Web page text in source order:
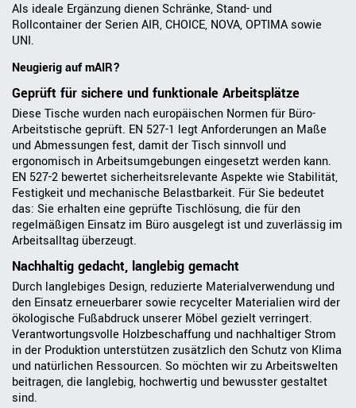
Als ideale Ergänzung dienen Schränke, Stand- und
Rollcontainer der Serien AIR, CHOICE, NOVA, OPTIMA sowie
UNI.
Neugierig auf mAIR?
Geprüft für sichere und funktionale Arbeitsplätze
Diese Tische wurden nach europäischen Normen für Büro-
Arbeitstische geprüft. EN 527-1 legt Anforderungen an Maße
und Abmessungen fest, damit der Tisch sinnvoll und
ergonomisch in Arbeitsumgebungen eingesetzt werden kann.
EN 527-2 bewertet sicherheitsrelevante Aspekte wie Stabilität,
Festigkeit und mechanische Belastbarkeit. Für Sie bedeutet
das: Sie erhalten eine geprüfte Tischlösung, die für den
regelmäßigen Einsatz im Büro ausgelegt ist und zuverlässig im
Arbeitsalltag überzeugt.
Nachhaltig gedacht, langlebig gemacht
Durch langlebiges Design, reduzierte Materialverwendung und
den Einsatz erneuerbarer sowie recycelter Materialien wird der
ökologische Fußabdruck unserer Möbel gezielt verringert.
Verantwortungsvolle Holzbeschaffung und nachhaltiger Strom
in der Produktion unterstützen zusätzlich den Schutz von Klima
und natürlichen Ressourcen. So möchten wir zu Arbeitswelten
beitragen, die langlebig, hochwertig und bewusster gestaltet
sind.